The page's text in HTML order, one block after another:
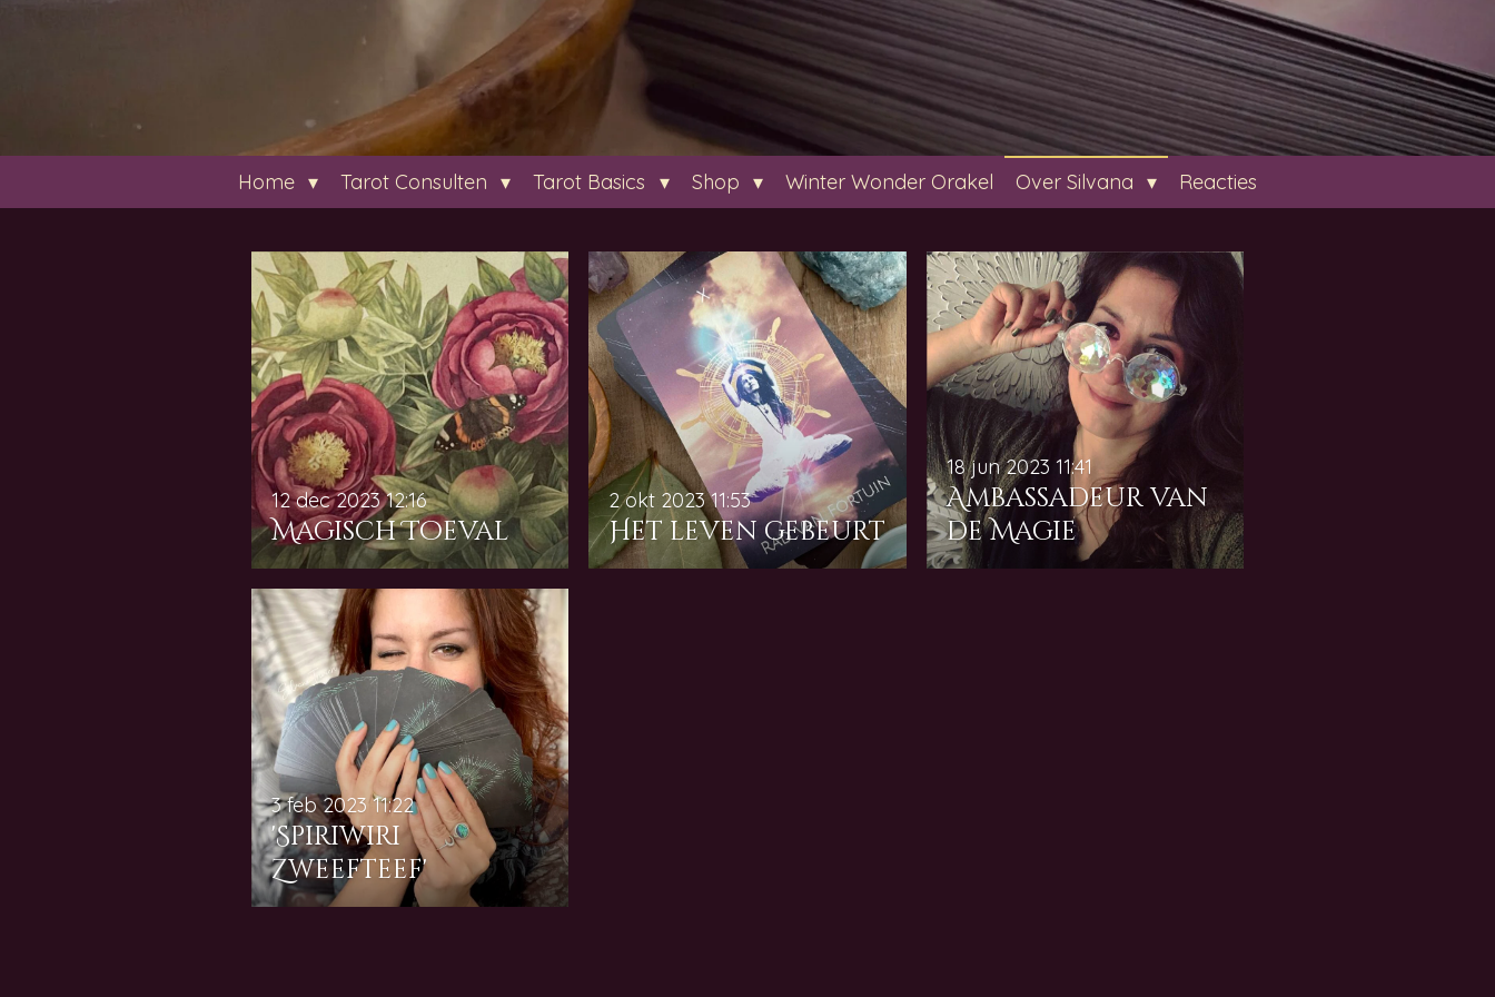
Home Tarot Consulten Tarot Basics Shop Winter Wonder Orakel Over Silvana Reacties
Magisch Toeval
12 dec 2023 12:16
Het leven gebeurt
2 okt 2023 11:53
Ambassadeur van
de Magie
18 jun 2023 11:41
'Spiriwiri
Zweefteef'
3 feb 2023 11:22